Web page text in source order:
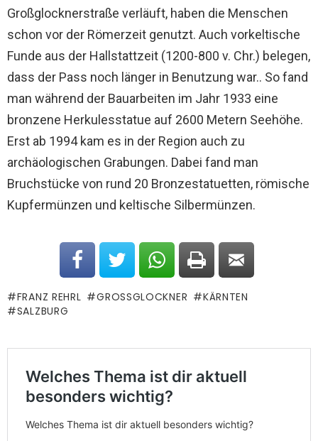
Großglocknerstraße verläuft, haben die Menschen
schon vor der Römerzeit genutzt. Auch vorkeltische
Funde aus der Hallstattzeit (1200-800 v. Chr.) belegen,
dass der Pass noch länger in Benutzung war.. So fand
man während der Bauarbeiten im Jahr 1933 eine
bronzene Herkulesstatue auf 2600 Metern Seehöhe.
Erst ab 1994 kam es in der Region auch zu
archäologischen Grabungen. Dabei fand man
Bruchstücke von rund 20 Bronzestatuetten, römische
Kupfermünzen und keltische Silbermünzen.
FRANZ REHRL GROSSGLOCKNER
KÄRNTEN
SALZBURG